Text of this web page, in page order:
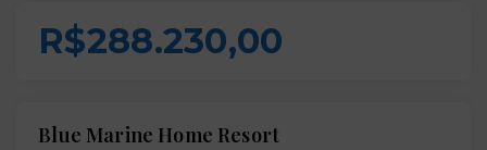
R$288.230,00
Blue Marine Home Resort